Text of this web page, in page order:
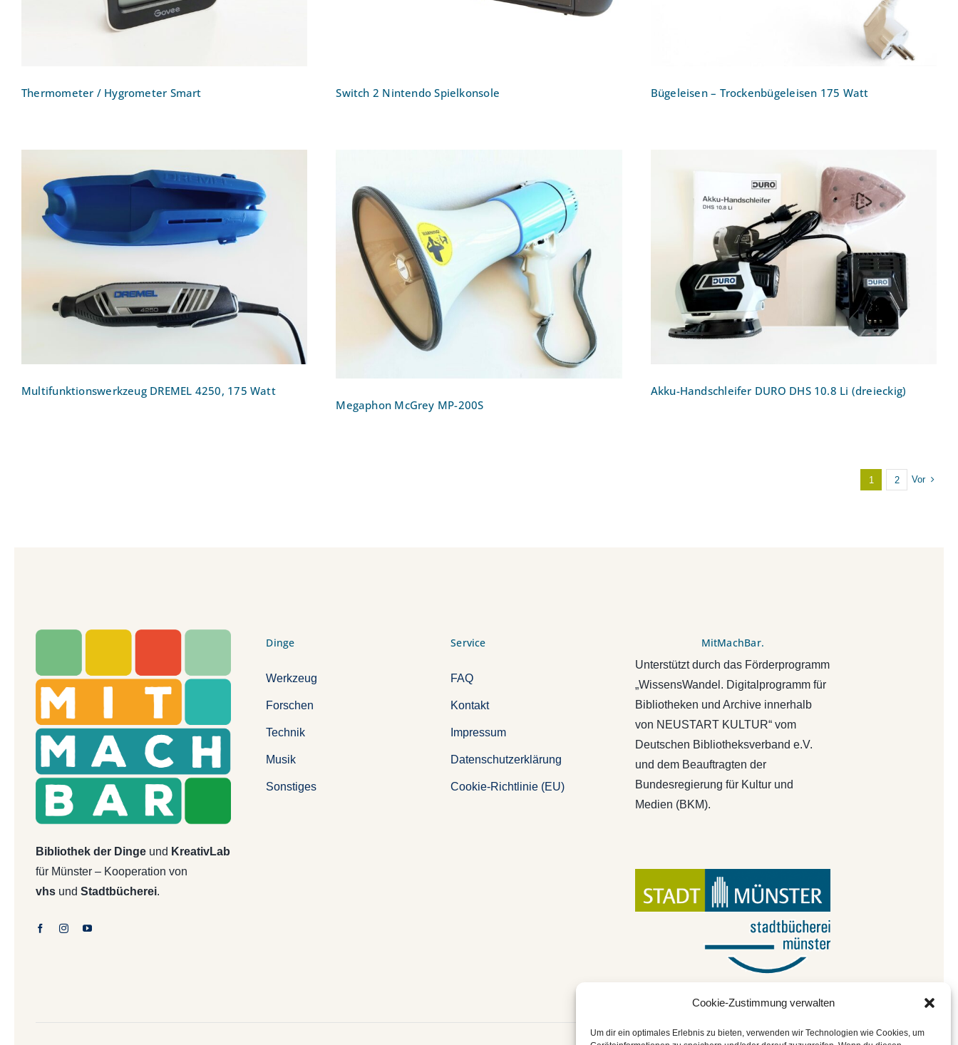
Cookie-Zustimmung verwalten
Um dir ein optimales Erlebnis zu bieten, verwenden wir Technologien wie Cookies, um
Thermometer / Hygrometer Smart Switch 2 Nintendo Spielkonsole Bügeleisen – Trockenbügeleisen 175 Watt
Multifunktionswerkzeug DREMEL 4250,
Multifunktionswerkzeug DREMEL 4250, 175 Watt
Megaphon McGrey MP-200S
Megaphon McGrey MP-200S
Akku-Handschleifer DURO DHS 10.8 Li
(dreieckig)
Akku-Handschleifer DURO DHS 10.8 Li (dreieckig)
1 2 Vor
Bibliothek der Dingeund KreativLab
für Münster – Kooperation von
vhsund Stadtbücherei.
Dinge
Werkzeug
Forschen
Technik
Musik
Sonstiges
Service
FAQ
Kontakt
Impressum
Datenschutzerklärung
Cookie-Richtlinie (EU)
MitMachBar.
Unterstützt durch das Förderprogramm
„WissensWandel. Digitalprogramm für
Bibliotheken und Archive innerhalb
von NEUSTART KULTUR“ vom
Deutschen Bibliotheksverband e.V.
und dem Beauftragten der
Bundesregierung für Kultur und
Medien (BKM).